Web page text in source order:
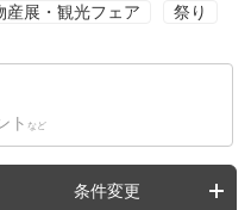
産展・観光フェア 祭り
ト など
条件変更